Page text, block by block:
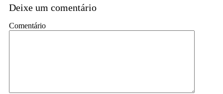
Deixe um comentário
Comentário